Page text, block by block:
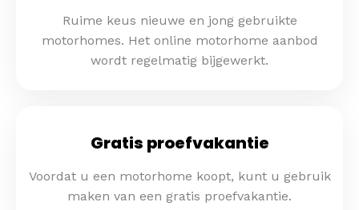
Ruime keus nieuwe en jong gebruikte
motorhomes. Het online motorhome aanbod
wordt regelmatig bijgewerkt.
Gratis proefvakantie
Voordat u een motorhome koopt, kunt u gebruik
maken van een gratis proefvakantie.